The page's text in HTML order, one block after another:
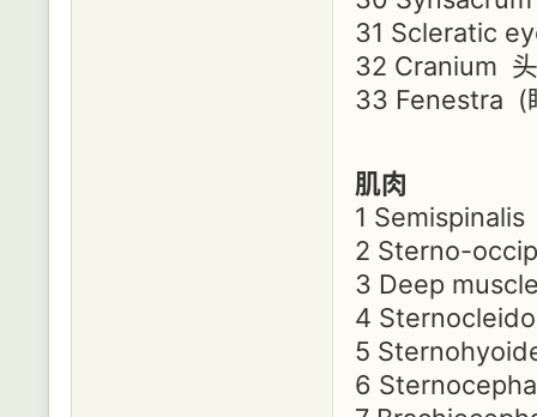
31 Scleratic
32 Cranium
33 Fenestra (
肌肉
1
2 Sterno-
3 Deep
4
5
6